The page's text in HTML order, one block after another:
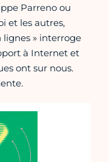
Parreno ou
et les autres,
lignes » interroge
à Internet et
ont sur nous.